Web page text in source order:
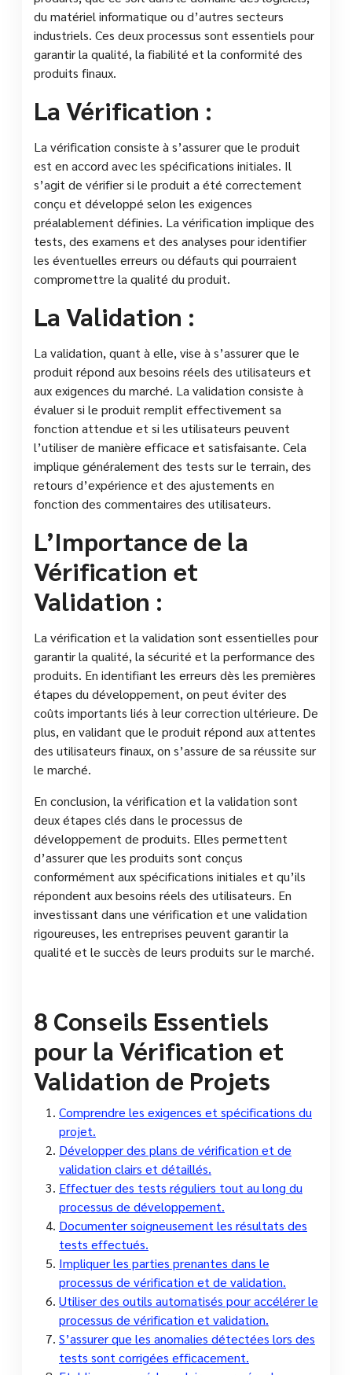
du matériel informatique ou d’autres secteurs
industriels. Ces deux processus sont essentiels pour
garantir la qualité, la fiabilité et la conformité des
produits finaux.
La Vérification :
La vérification consiste à s’assurer que le produit
est en accord avec les spécifications initiales. Il
s’agit de vérifier si le produit a été correctement
conçu et développé selon les exigences
préalablement définies. La vérification implique des
tests, des examens et des analyses pour identifier
les éventuelles erreurs ou défauts qui pourraient
compromettre la qualité du produit.
La Validation :
La validation, quant à elle, vise à s’assurer que le
produit répond aux besoins réels des utilisateurs et
aux exigences du marché. La validation consiste à
évaluer si le produit remplit effectivement sa
fonction attendue et si les utilisateurs peuvent
l’utiliser de manière efficace et satisfaisante. Cela
implique généralement des tests sur le terrain, des
retours d’expérience et des ajustements en
fonction des commentaires des utilisateurs.
L’Importance de la
Vérification et
Validation :
La vérification et la validation sont essentielles pour
garantir la qualité, la sécurité et la performance des
produits. En identifiant les erreurs dès les premières
étapes du développement, on peut éviter des
coûts importants liés à leur correction ultérieure. De
plus, en validant que le produit répond aux attentes
des utilisateurs finaux, on s’assure de sa réussite sur
le marché.
En conclusion, la vérification et la validation sont
deux étapes clés dans le processus de
développement de produits. Elles permettent
d’assurer que les produits sont conçus
conformément aux spécifications initiales et qu’ils
répondent aux besoins réels des utilisateurs. En
investissant dans une vérification et une validation
rigoureuses, les entreprises peuvent garantir la
qualité et le succès de leurs produits sur le marché.
8 Conseils Essentiels
pour la Vérification et
Validation de Projets
Comprendre les exigences et spécifications du
projet.
Développer des plans de vérification et de
validation clairs et détaillés.
Effectuer des tests réguliers tout au long du
processus de développement.
Documenter soigneusement les résultats des
tests effectués.
Impliquer les parties prenantes dans le
processus de vérification et de validation.
Utiliser des outils automatisés pour accélérer le
processus de vérification et validation.
S’assurer que les anomalies détectées lors des
tests sont corrigées efficacement.